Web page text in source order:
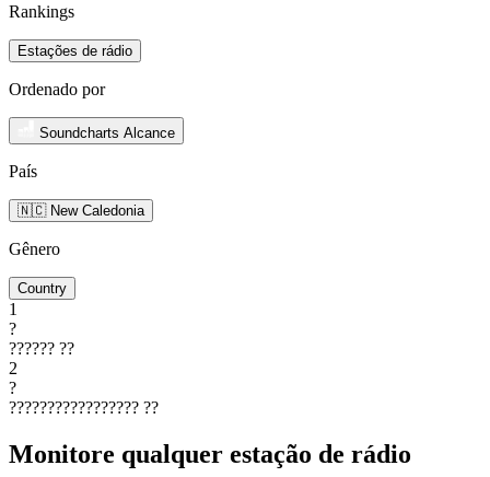
Rankings
Estações de rádio
Ordenado por
Soundcharts Alcance
País
🇳🇨 New Caledonia
Gênero
Country
1
?
?????? ??
2
?
????????????????? ??
Monitore qualquer estação de rádio